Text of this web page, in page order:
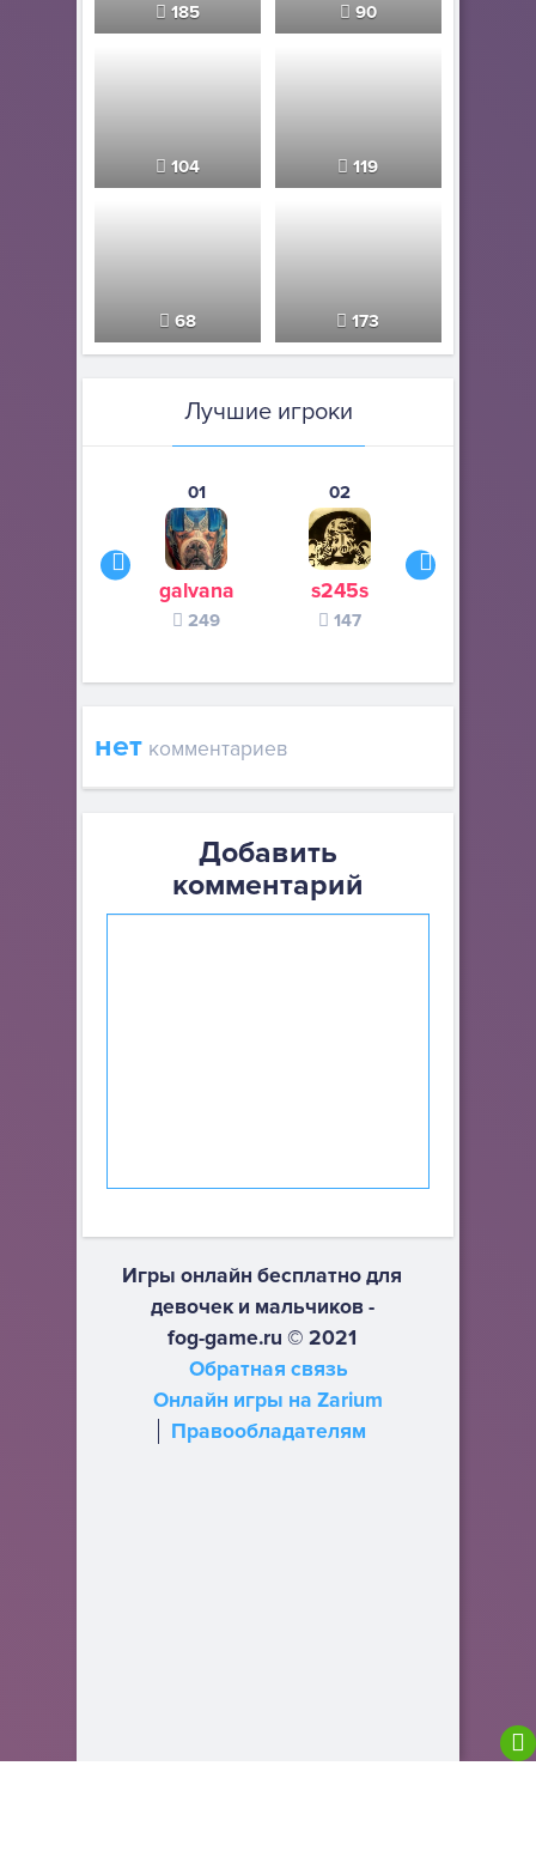
185 90
104 119
68 173
Лучшие игроки
01
galvana
249
02
s245s
147
нет комментариев
Добавить
комментарий
Игры онлайн бесплатно для
девочек и мальчиков -
fog-game.ru © 2021
Обратная связь
Онлайн игры на Zarium
Правообладателям